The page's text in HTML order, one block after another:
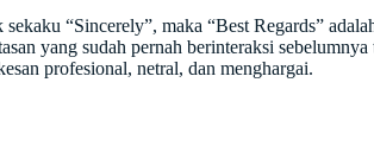
“Sincerely”, maka “Best Regards”
yang sudah pernah berinteraksi sebelumnya
profesional, netral, dan menghargai.